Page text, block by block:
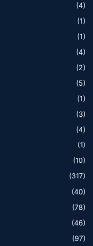
(4)
(1)
(1)
(4)
(2)
(5)
(1)
(3)
(4)
(1)
(10)
(317)
(40)
(78)
(46)
(97)